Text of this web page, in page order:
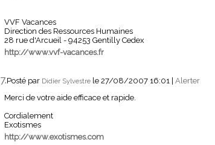
VVF Vacances
Direction des Ressources Humaines
28 rue d'Arcueil - 94253 Gentilly Cedex
http://www.vvf-vacances.fr
7.Posté par Didier Sylvestre le 27/08/2007 16:01 Alerter
Merci de votre aide efficace et rapide.
Cordialement
Exotismes
http://www.exotismes.com